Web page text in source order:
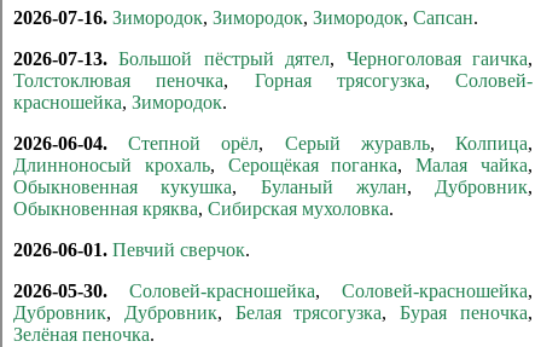
2026-07-16. Зимородок, Зимородок, Зимородок, Сапсан.
2026-07-13. Большой пёстрый дятел, Черноголовая гаичка,
Толстоклювая пеночка, Горная трясогузка, Соловей-
красношейка, Зимородок.
2026-06-04.
Степной орёл, Серый журавль,Колпица,
Длинноносый крохаль, Серощёкая поганка,Малая чайка,
Обыкновенная кукушка, Буланый жулан, Дубровник,
Обыкновенная кряква, Сибирская мухоловка.
2026-06-01. Певчий сверчок.
2026-05-30.
Соловей-красношейка, Соловей-красношейка,
Дубровник, Дубровник, Белая трясогузка,Бурая пеночка,
Зелёная пеночка.